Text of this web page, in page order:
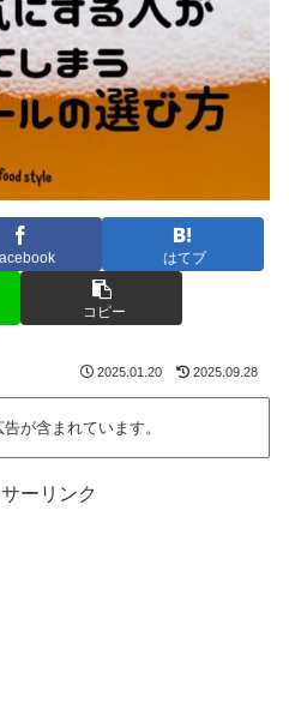
はてブ
コピー
2025.01.20 2025.09.28
が含まれています。
ーリンク